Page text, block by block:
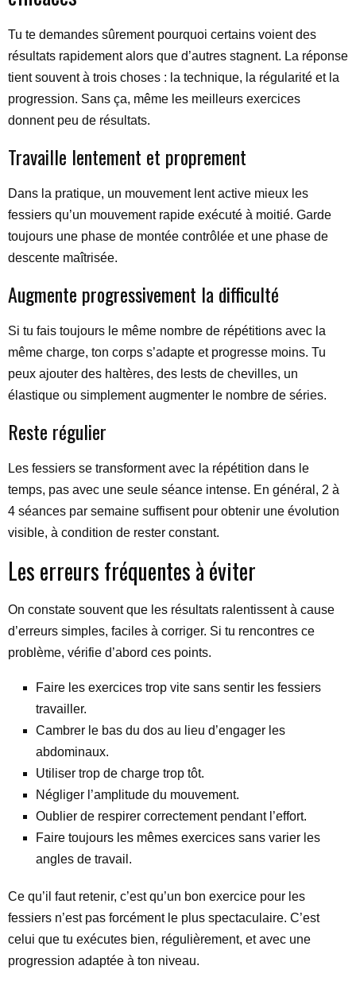
Tu te demandes sûrement pourquoi certains voient des
résultats rapidement alors que d’autres stagnent. La réponse
tient souvent à trois choses : la technique, la régularité et la
progression. Sans ça, même les meilleurs exercices
donnent peu de résultats.
Travaille lentement et proprement
Dans la pratique, un mouvement lent active mieux les
fessiers qu’un mouvement rapide exécuté à moitié. Garde
toujours une phase de montée contrôlée et une phase de
descente maîtrisée.
Augmente progressivement la difficulté
Si tu fais toujours le même nombre de répétitions avec la
même charge, ton corps s’adapte et progresse moins. Tu
peux ajouter des haltères, des lests de chevilles, un
élastique ou simplement augmenter le nombre de séries.
Reste régulier
Les fessiers se transforment avec la répétition dans le
temps, pas avec une seule séance intense. En général, 2 à
4 séances par semaine suffisent pour obtenir une évolution
visible, à condition de rester constant.
Les erreurs fréquentes à éviter
On constate souvent que les résultats ralentissent à cause
d’erreurs simples, faciles à corriger. Si tu rencontres ce
problème, vérifie d’abord ces points.
Faire les exercices trop vite sans sentir les fessiers
travailler.
Cambrer le bas du dos au lieu d’engager les
abdominaux.
Utiliser trop de charge trop tôt.
Négliger l’amplitude du mouvement.
Oublier de respirer correctement pendant l’effort.
Faire toujours les mêmes exercices sans varier les
angles de travail.
Ce qu’il faut retenir, c’est qu’un bon exercice pour les
fessiers n’est pas forcément le plus spectaculaire. C’est
celui que tu exécutes bien, régulièrement, et avec une
progression adaptée à ton niveau.